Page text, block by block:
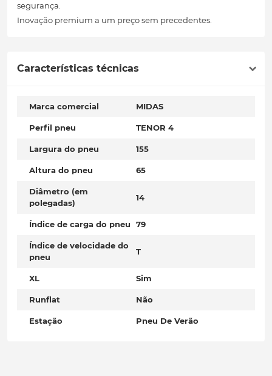
segurança.
Inovação premium a um preço sem precedentes.
Características técnicas
Marca comercial MIDAS
Perfil pneu TENOR 4
Largura do pneu 155
Altura do pneu 65
Diâmetro (em
polegadas)
14
Índice de carga do pneu 79
Índice de velocidade do
pneu
T
XL Sim
Runflat Não
Estação Pneu De Verão